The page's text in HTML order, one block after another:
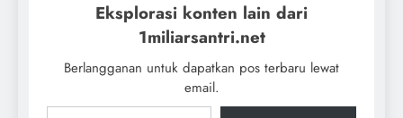
Eksplorasi konten lain dari
1miliarsantri.net
Berlangganan untuk dapatkan pos terbaru lewat
email.